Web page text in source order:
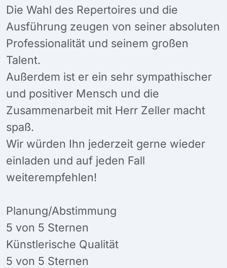
Die Wahl des Repertoires und die
Ausführung zeugen von seiner absoluten
Professionalität und seinem großen
Talent.
Außerdem ist er ein sehr sympathischer
und positiver Mensch und die
Zusammenarbeit mit Herr Zeller macht
spaß.
Wir würden Ihn jederzeit gerne wieder
einladen und auf jeden Fall
weiterempfehlen!
Planung/Abstimmung
5 von 5 Sternen
Künstlerische Qualität
5 von 5 Sternen